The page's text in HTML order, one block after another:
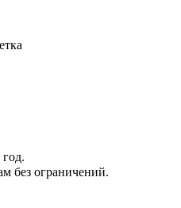
без ограничений.